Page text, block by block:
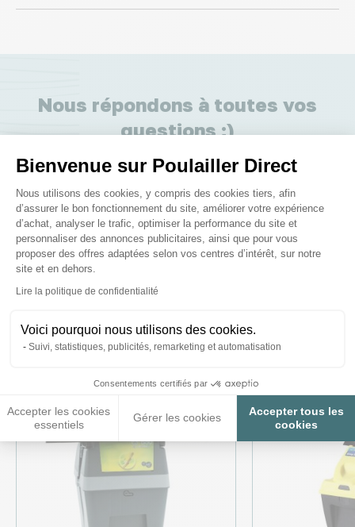
Bienvenue sur Poulailler Direct
Plateforme de Gestion du
Nous utilisons des cookies, y compris des cookies tiers, afin
d’assurer le bon fonctionnement du site, améliorer votre expérience
d’achat, analyser le trafic, optimiser la performance du site et
personnaliser des annonces publicitaires, ainsi que pour vous
proposer des offres adaptées selon vos centres d’intérêt, sur notre
site et en dehors.
Lire la politique de confidentialité
Voici pourquoi nous utilisons des cookies.
Suivi, statistiques, publicités, remarketing et automatisation
Consentements certifiés par
Accepter les cookies
essentiels
Gérer les cookies
Accepter tous les
cookies
Axeptio consent
Nous répondons à toutes vos
questions ;)
Ces produits peuvent vous